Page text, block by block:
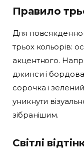
Правило
Для
трьох кольорів:
акцентного.
джинси і бордова
сорочка і
уникнути
зібранішим.
Світлі